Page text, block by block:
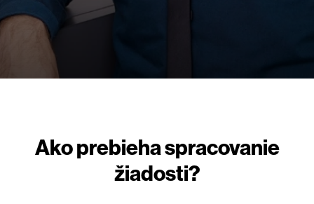
Ako prebieha spracovanie
žiadosti?